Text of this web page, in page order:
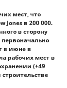
мест, что
Jones в 200 000.
в сторону
в июне в
рабочих мест в
(+49